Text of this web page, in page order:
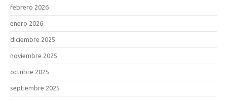
febrero 2026
enero 2026
diciembre 2025
noviembre 2025
octubre 2025
septiembre 2025